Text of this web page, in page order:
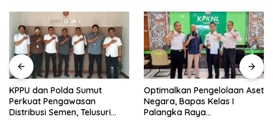
KPPU dan Polda Sumut
Perkuat Pengawasan
Distribusi Semen, Telusuri
Optimalkan Pengelolaan Aset
Negara, Bapas Kelas I
Palangka Raya